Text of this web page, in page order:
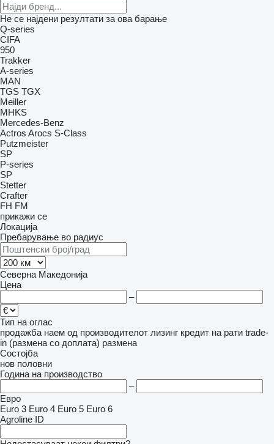
Не се најдени резултати за ова барање
Q-series
CIFA
950
Trakker
A-series
MAN
TGS TGX
Meiller
MHKS
Mercedes-Benz
Actros Arocs S-Class
Putzmeister
SP
P-series
SP
Stetter
Crafter
FH FM
прикажи се
Локација
Пребарување во радиус
Северна Македонија
Цена
–
Тип на оглас
продажба наем од производителот лизинг кредит на рати trade-
in (размена со доплата) размена
Состојба
нов половни
Година на производство
–
Евро
Euro 3 Euro 4 Euro 5 Euro 6
Agroline ID